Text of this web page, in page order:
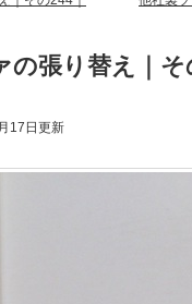
の張り替え｜そ
17日更新